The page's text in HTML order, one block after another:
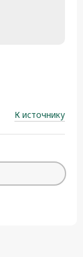
К источнику